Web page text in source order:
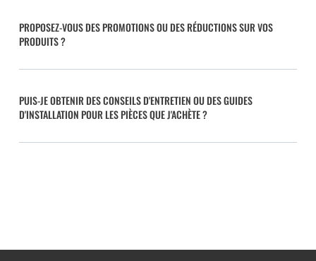
PROPOSEZ-VOUS DES PROMOTIONS OU DES RÉDUCTIONS SUR VOS
PRODUITS ?
PUIS-JE OBTENIR DES CONSEILS D'ENTRETIEN OU DES GUIDES
D'INSTALLATION POUR LES PIÈCES QUE J'ACHÈTE ?